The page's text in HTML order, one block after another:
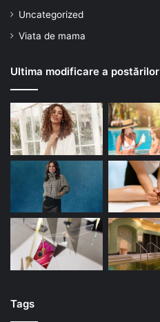
Uncategorized
Viata de mama
Ultima modificare a postărilor
Tags